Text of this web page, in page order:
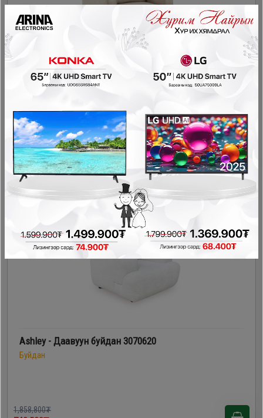
Ashley - Даавуун буйдан 1560220
2,468,800₮
740,400₮
Ashley - Даавуун буйдан 3070620
Буйдан
1,858,800₮